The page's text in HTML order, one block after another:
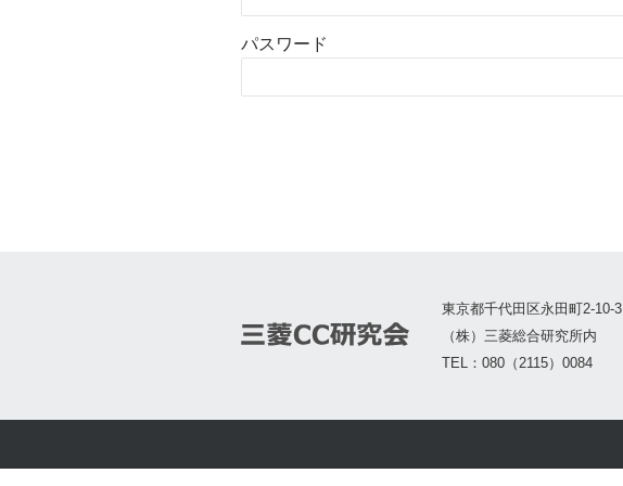
パスワード
東京都千代田区永田町2-10-3
（株）三菱総合研究所内
TEL：080（2115）0084